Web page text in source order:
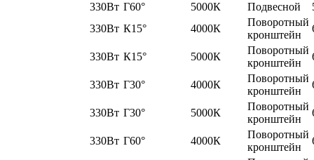
330Вт Г60° 5000К Подвесной
330Вт К15° 4000К
Поворотный
кронштейн
330Вт К15° 5000К
Поворотный
кронштейн
330Вт Г30° 4000К
Поворотный
кронштейн
330Вт Г30° 5000К
Поворотный
кронштейн
330Вт Г60° 4000К
Поворотный
кронштейн